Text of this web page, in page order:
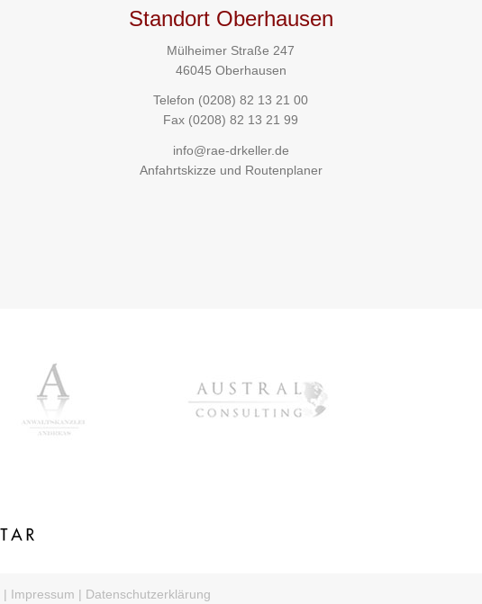
Standort Oberhausen
Mülheimer Straße 247
46045 Oberhausen
Telefon (0208) 82 13 21 00
Fax (0208) 82 13 21 99
info@rae-drkeller.de
Anfahrtskizze und Routenplaner
| Impressum | Datenschutzerklärung